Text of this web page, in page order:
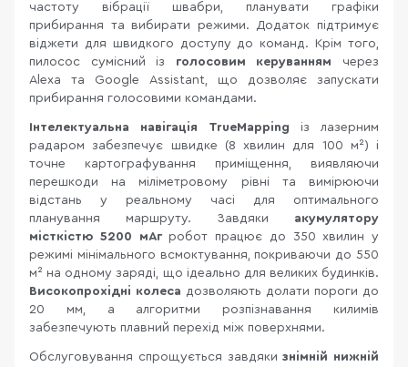
частоту вібрації швабри, планувати графіки
прибирання та вибирати режими. Додаток підтримує
віджети для швидкого доступу до команд. Крім того,
пилосос сумісний із голосовим керуванням
через
Alexa та Google Assistant, що дозволяє запускати
прибирання голосовими командами.
Інтелектуальна навігація TrueMapping із лазерним
радаром забезпечує швидке (8 хвилин для 100 м²) і
точне картографування приміщення, виявляючи
перешкоди на міліметровому рівні та вимірюючи
відстань у реальному часі для оптимального
планування маршруту. Завдяки акумулятору
місткістю 5200 мАгробот працює до 350 хвилин у
режимі мінімального всмоктування, покриваючи до 550
м² на одному заряді, що ідеально для великих будинків.
Високопрохідні колеса дозволяють долати пороги до
20 мм, а алгоритми розпізнавання килимів
забезпечують плавний перехід між поверхнями.
Обслуговування спрощується завдякизнімній нижній